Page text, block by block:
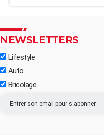
NEWSLETTERS
Lifestyle
Auto
Bricolage